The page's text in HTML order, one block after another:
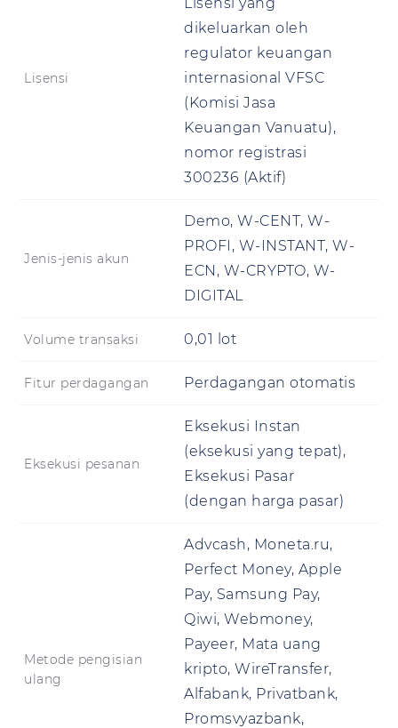
Lisensi
Lisensi yang
dikeluarkan oleh
regulator keuangan
internasional VFSC
(Komisi Jasa
Keuangan Vanuatu),
nomor registrasi
300236 (Aktif)
Jenis-jenis akun
Demo, W-CENT, W-
PROFI, W-INSTANT, W-
ECN, W-CRYPTO, W-
DIGITAL
Volume transaksi 0,01 lot
Fitur perdagangan Perdagangan otomatis
Eksekusi pesanan
Eksekusi Instan
(eksekusi yang tepat),
Eksekusi Pasar
(dengan harga pasar)
Metode pengisian
ulang
Advcash, Moneta.ru,
Perfect Money, Apple
Pay, Samsung Pay,
Qiwi, Webmoney,
Payeer, Mata uang
kripto, WireTransfer,
Alfabank, Privatbank,
Promsvyazbank,